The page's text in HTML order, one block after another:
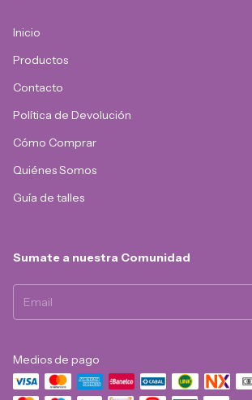
Inicio
Productos
Contacto
Política de Devolución
Cómo Comprar
Quiénes Somos
Guía de talles
Sumate a nuestra Comunidad
Medios de pago